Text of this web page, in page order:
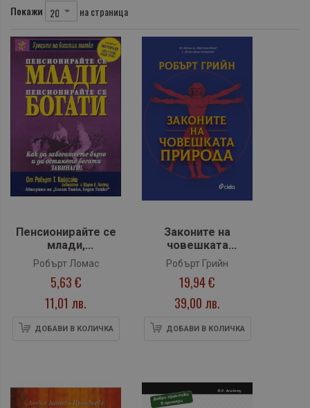
Покажи на страница
Пенсионирайте се
млади,
пенсионирайте се
богати
Робърт Ломас
5,63 €
11,01 лв.
ДОБАВИ В КОЛИЧКА
Законите на
човешката
природа
Робърт Грийн
19,94 €
39,00 лв.
ДОБАВИ В КОЛИЧКА